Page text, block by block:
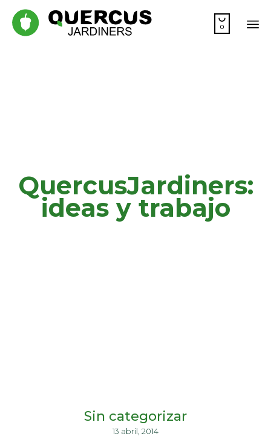

0
QuercusJardiners:
ideas y trabajo
Sin categorizar
13 abril, 2014